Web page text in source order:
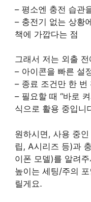
– 평소엔 충전 습관
– 충전기 없는 상황
책에 가깝다는 점
그래서 저는 외출 전
– 아이콘을 빠른 설
– 종료 조건만 한 번
– 필요할 때 “바로
식으로 활용 중입니
원하시면, 사용 중
립, A시리즈 등)과
이폰 모델)를 알려
높이는 세팅/주의
릴게요.